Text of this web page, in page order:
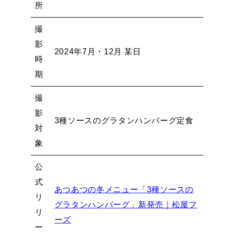
所
撮
影
時
期
2024年7月・12月 某日
撮
影
対
象
3種ソースのグラタンハンバーグ定食
公
式
リ
リ
ー
あつあつの冬メニュー「3種ソースの
グラタンハンバーグ」新発売｜松屋フ
ーズ